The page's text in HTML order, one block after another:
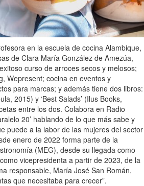
en la escuela de cocina Alambique,
de Clara María González de Amezúa,
curso de arroces secos y melosos;
Wepresent; cocina en eventos y
para marcas; y además tiene dos libros:
2015) y ‘Best Salads’ (Ilus Books,
entre los dos. Colabora en Radio
20’ hablando de lo que más sabe y
puede a la labor de las mujeres del sector
enero de 2022 forma parte de la
(MEG), desde su llegada como
vicepresidenta a partir de 2023, de la
responsable, María José San Román,
que necesitaba para crecer”.